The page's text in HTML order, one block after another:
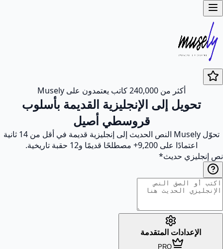
إلى الإنجليزية القديمة بأسلوب
قروسطي أصيل
تحوّل Musely النص الحديث إلى إنجليزية قديمة في أقل من 14 ثانية
على 9,200+ مصطلحًا قديمًا و12 حقبة تاريخية.
حديث *
المتقدمة